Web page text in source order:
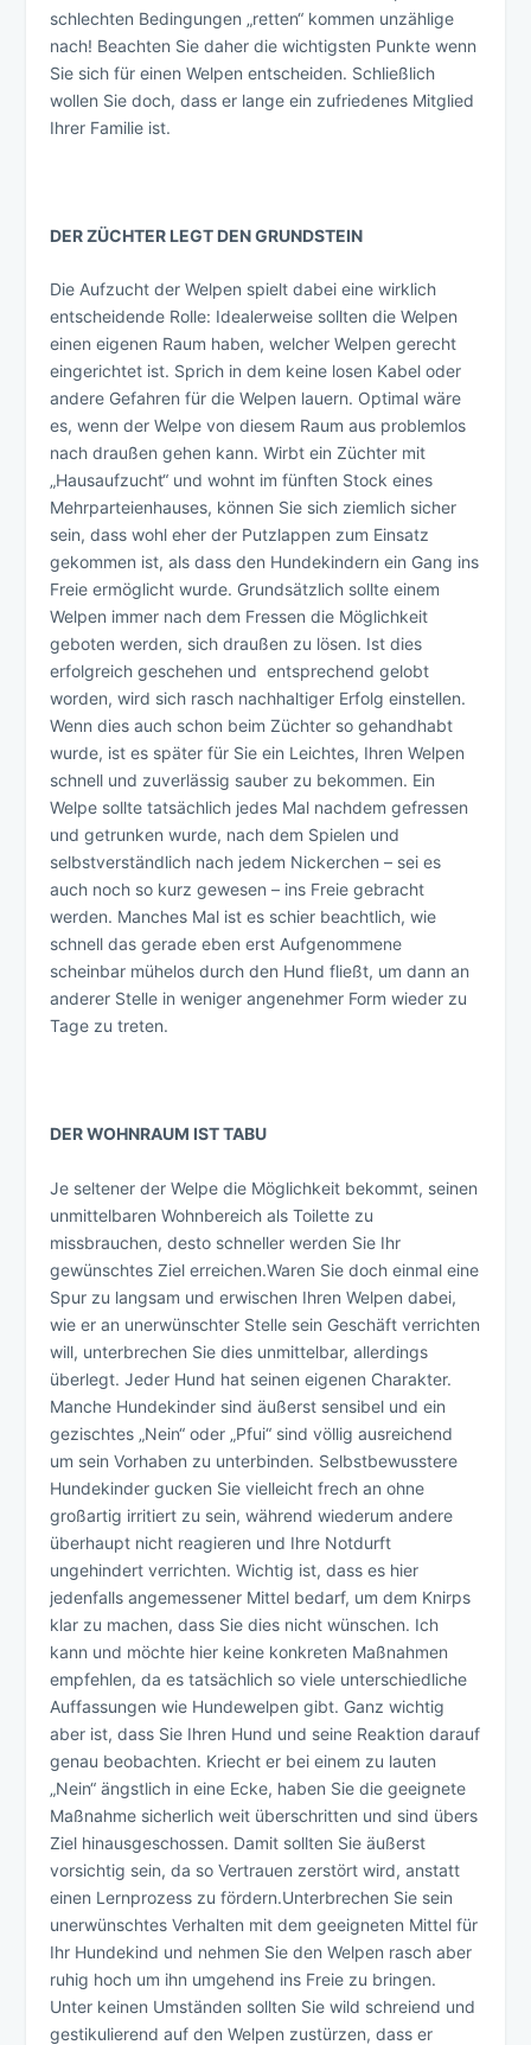
schlechten Bedingungen „retten“ kommen unzählige
nach! Beachten Sie daher die wichtigsten Punkte wenn
Sie sich für einen Welpen entscheiden. Schließlich
wollen Sie doch, dass er lange ein zufriedenes Mitglied
Ihrer Familie ist.
DER ZÜCHTER LEGT DEN GRUNDSTEIN
Die Aufzucht der Welpen spielt dabei eine wirklich
entscheidende Rolle: Idealerweise sollten die Welpen
einen eigenen Raum haben, welcher Welpen gerecht
eingerichtet ist. Sprich in dem keine losen Kabel oder
andere Gefahren für die Welpen lauern. Optimal wäre
es, wenn der Welpe von diesem Raum aus problemlos
nach draußen gehen kann. Wirbt ein Züchter mit
„Hausaufzucht“ und wohnt im fünften Stock eines
Mehrparteienhauses, können Sie sich ziemlich sicher
sein, dass wohl eher der Putzlappen zum Einsatz
gekommen ist, als dass den Hundekindern ein Gang ins
Freie ermöglicht wurde. Grundsätzlich sollte einem
Welpen immer nach dem Fressen die Möglichkeit
geboten werden, sich draußen zu lösen. Ist dies
erfolgreich geschehen und entsprechend gelobt
worden, wird sich rasch nachhaltiger Erfolg einstellen.
Wenn dies auch schon beim Züchter so gehandhabt
wurde, ist es später für Sie ein Leichtes, Ihren Welpen
schnell und zuverlässig sauber zu bekommen. Ein
Welpe sollte tatsächlich jedes Mal nachdem gefressen
und getrunken wurde, nach dem Spielen und
selbstverständlich nach jedem Nickerchen – sei es
auch noch so kurz gewesen – ins Freie gebracht
werden. Manches Mal ist es schier beachtlich, wie
schnell das gerade eben erst Aufgenommene
scheinbar mühelos durch den Hund fließt, um dann an
anderer Stelle in weniger angenehmer Form wieder zu
Tage zu treten.
DER WOHNRAUM IST TABU
Je seltener der Welpe die Möglichkeit bekommt, seinen
unmittelbaren Wohnbereich als Toilette zu
missbrauchen, desto schneller werden Sie Ihr
gewünschtes Ziel erreichen.Waren Sie doch einmal eine
Spur zu langsam und erwischen Ihren Welpen dabei,
wie er an unerwünschter Stelle sein Geschäft verrichten
will, unterbrechen Sie dies unmittelbar, allerdings
überlegt. Jeder Hund hat seinen eigenen Charakter.
Manche Hundekinder sind äußerst sensibel und ein
gezischtes „Nein“ oder „Pfui“ sind völlig ausreichend
um sein Vorhaben zu unterbinden. Selbstbewusstere
Hundekinder gucken Sie vielleicht frech an ohne
großartig irritiert zu sein, während wiederum andere
überhaupt nicht reagieren und Ihre Notdurft
ungehindert verrichten. Wichtig ist, dass es hier
jedenfalls angemessener Mittel bedarf, um dem Knirps
klar zu machen, dass Sie dies nicht wünschen. Ich
kann und möchte hier keine konkreten Maßnahmen
empfehlen, da es tatsächlich so viele unterschiedliche
Auffassungen wie Hundewelpen gibt. Ganz wichtig
aber ist, dass Sie Ihren Hund und seine Reaktion darauf
genau beobachten. Kriecht er bei einem zu lauten
„Nein“ ängstlich in eine Ecke, haben Sie die geeignete
Maßnahme sicherlich weit überschritten und sind übers
Ziel hinausgeschossen. Damit sollten Sie äußerst
vorsichtig sein, da so Vertrauen zerstört wird, anstatt
einen Lernprozess zu fördern.Unterbrechen Sie sein
unerwünschtes Verhalten mit dem geeigneten Mittel für
Ihr Hundekind und nehmen Sie den Welpen rasch aber
ruhig hoch um ihn umgehend ins Freie zu bringen.
Unter keinen Umständen sollten Sie wild schreiend und
gestikulierend auf den Welpen zustürzen, dass er